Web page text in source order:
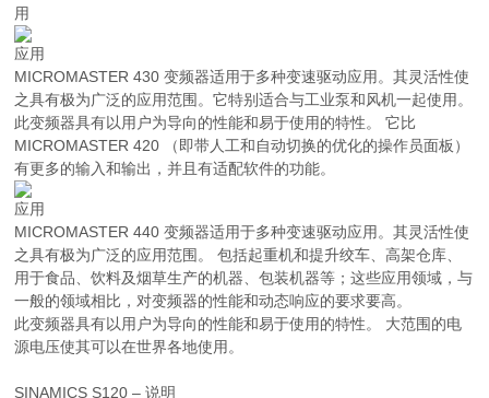
用
应用
MICROMASTER 430 变频器适用于多种变速驱动应用。其灵活性使
之具有极为广泛的应用范围。它特别适合与工业泵和风机一起使用。
此变频器具有以用户为导向的性能和易于使用的特性。 它比
MICROMASTER 420 （即带人工和自动切换的优化的操作员面板）
有更多的输入和输出，并且有适配软件的功能。
应用
MICROMASTER 440 变频器适用于多种变速驱动应用。其灵活性使
之具有极为广泛的应用范围。 包括起重机和提升绞车、高架仓库、
用于食品、饮料及烟草生产的机器、包装机器等；这些应用领域，与
一般的领域相比，对变频器的性能和动态响应的要求要高。
此变频器具有以用户为导向的性能和易于使用的特性。 大范围的电
源电压使其可以在世界各地使用。
SINAMICS S120 – 说明